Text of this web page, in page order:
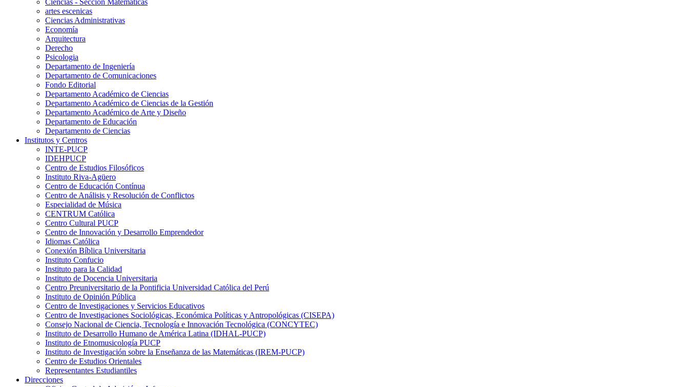
Ciencias - Sección Matemáticas
artes escenicas
Ciencias Administrativas
Economía
Arquitectura
Derecho
Psicologia
Departamento de Ingeniería
Departamento de Comunicaciones
Fondo Editorial
Departamento Académico de Ciencias
Departamento Académico de Ciencias de la Gestión
Departamento Académico de Arte y Diseño
Departamento de Educación
Departamento de Ciencias
Institutos y Centros
INTE-PUCP
IDEHPUCP
Centro de Estudios Filosóficos
Instituto Riva-Agüero
Centro de Educación Contínua
Centro de Análisis y Resolución de Conflictos
Especialidad de Música
CENTRUM Católica
Centro Cultural PUCP
Centro de Innovación y Desarrollo Emprendedor
Idiomas Católica
Conexión Bíblica Universitaria
Instituto Confucio
Instituto para la Calidad
Instituto de Docencia Universitaria
Centro Preuniversitario de la Pontificia Universidad Católica del Perú
Instituto de Opinión Pública
Centro de Investigaciones y Servicios Educativos
Centro de Investigaciones Sociológicas, Económica Políticas y Antropológicas (CISEPA)
Consejo Nacional de Ciencia, Tecnología e Innovación Tecnológica (CONCYTEC)
Instituto de Desarrollo Humano de América Latina (IDHAL-PUCP)
Instituto de Etnomusicología PUCP
Instituto de Investigación sobre la Enseñanza de las Matemáticas (IREM-PUCP)
Centro de Estudios Orientales
Representantes Estudiantiles
Direcciones